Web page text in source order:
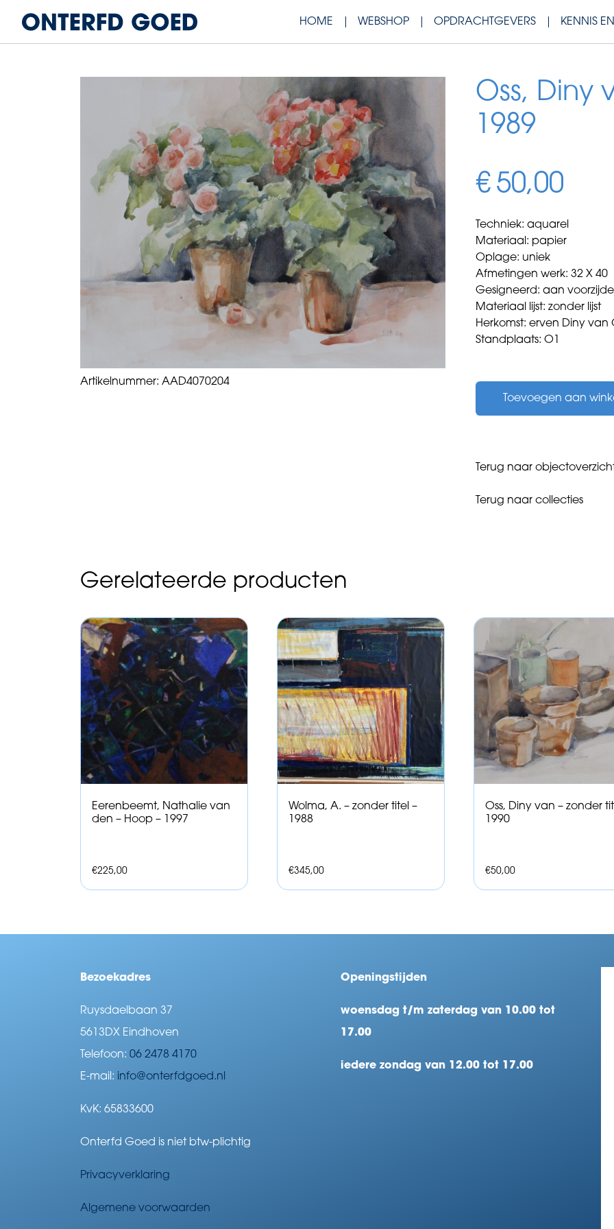
HOME WEBSHOP OPDRACHTGEVERS KENNIS
Artikelnummer: AAD4070204
Oss, Diny
1989
€ 50,00
Techniek: aquarel
Materiaal: papier
Oplage: uniek
Afmetingen werk: 32 X 40
Gesigneerd: aan voorzijde
Materiaal lijst: zonder lijst
Herkomst: erven Diny van
Standplaats: O1
Diny
-
1989
Toevoegen aan
Terug naar
Terug naar collecties
Gerelateerde producten
Eerenbeemt, Nathalie van
den – Hoop – 1997
€225,00
Wolma, A. – zonder titel –
1988
€345,00
Oss, Diny van – zonder
1990
€50,00
Bezoekadres
Ruysdaelbaan 37
5613DX Eindhoven
Telefoon: 06 2478 4170
E-mail: info@onterfdgoed.nl
KvK: 65833600
Onterfd Goed is niet btw-plichtig
Privacyverklaring
Algemene voorwaarden
Openingstijden
woensdag t/m zaterdag van 10.00 tot
17.00
iedere zondag van 12.00 tot 17.00